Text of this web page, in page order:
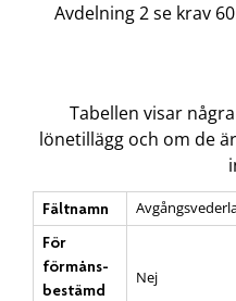
Avdelning 2 se krav
Tabellen visar
lönetillägg och om de
Fältnamn
För
förmåns­
bestämd
Nej